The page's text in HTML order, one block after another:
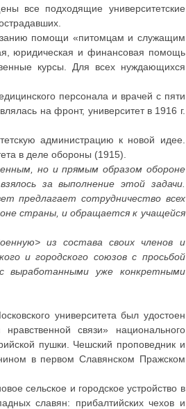
все подходящие университетские
помощи «питомцам и служащим
юридическая и финансовая помощь
курсы. Для всех нуждающихся
персонала и врачей с пяти
на фронт, университет в 1916 г.
администрацию к новой идее.
в деле обороны (1915).
но и прямым образом обороне
за выполнение этой задачи.
предлагает сотрудничество всех
страны, и обращается к учащейся
из состава своих членов и
и городского союзов с просьбой
уже конкретными
университета был удостоен
связи» национального
пушки. Чешский проповедник и
в первом Славянском Пражском
сельское и городское устройство в
славян: прибалтийских чехов и